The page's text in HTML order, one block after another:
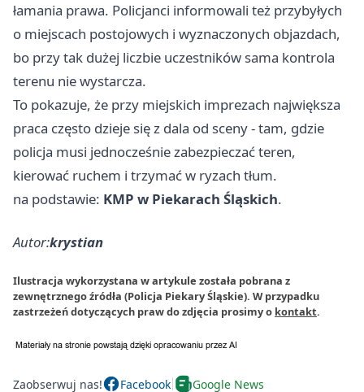
łamania prawa. Policjanci informowali też przybyłych
o miejscach postojowych i wyznaczonych objazdach,
bo przy tak dużej liczbie uczestników sama kontrola
terenu nie wystarcza.
To pokazuje, że przy miejskich imprezach największa
praca często dzieje się z dala od sceny - tam, gdzie
policja musi jednocześnie zabezpieczać teren,
kierować ruchem i trzymać w ryzach tłum.
na podstawie: KMP w Piekarach Śląskich.
Autor:krystian
Ilustracja wykorzystana w artykule została pobrana z
zewnętrznego źródła (Policja Piekary Śląskie). W przypadku
zastrzeżeń dotyczących praw do zdjęcia prosimy o kontakt.
Zaobserwuj nas! Facebook Google News